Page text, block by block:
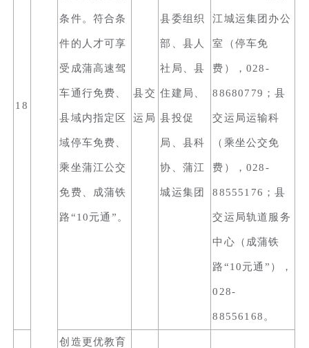
18
条件。符合条
件的人才可享
受成蒲高速驾
车通行免费、
县域内指定区
域停车免费、
乘坐蒲江公交
免费、成蒲铁
路“10元通”。
县交
运局
县委组织
部、县人
社局、县
住建局、
县投促
局、县科
协、蒲江
城运集团
江城运集团办公
室（停车免
费），028-
88680779；县
交运局运输科
（乘坐公交免
费），028-
88555176；县
交运局轨道服务
中心（成蒲铁
路“10元通”），
028-
88556168。
创造更优教育